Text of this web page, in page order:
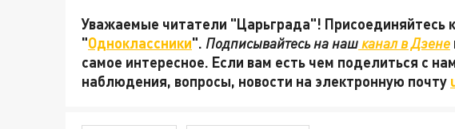
Уважаемые читатели "Царьграда"! Присоединяйтесь
"Одноклассники". Подписывайтесь на нашканал в Дзене
самое интересное. Если вам есть чем поделиться с
наблюдения, вопросы, новости на электронную почту